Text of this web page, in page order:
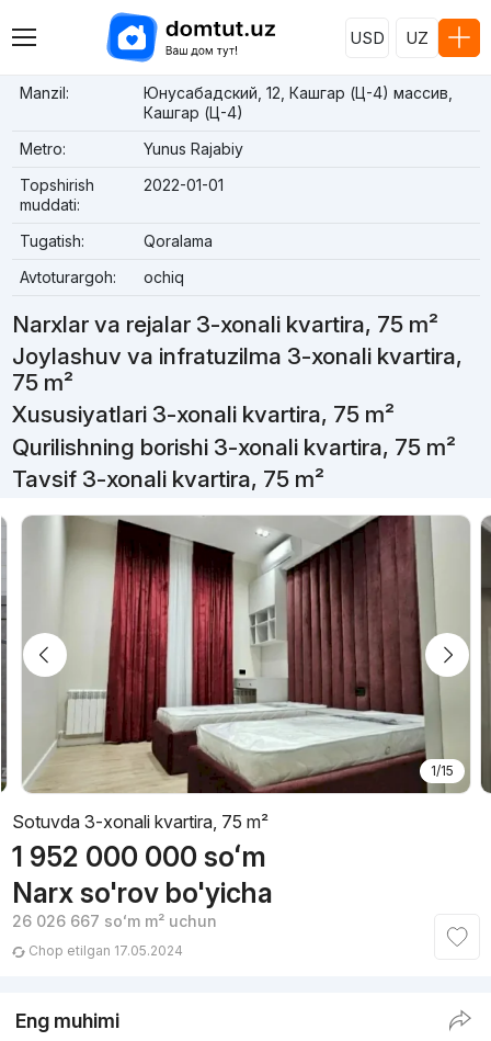
USD UZ
Manzil:
Юнусабадский, 12, Кашгар (Ц-4) массив,
Кашгар (Ц-4)
Metro:
Yunus Rajabiy
Topshirish
muddati:
2022-01-01
Tugatish:
Qoralama
Avtoturargoh:
ochiq
Narxlar va rejalar 3-xonali kvartira, 75 m²
Joylashuv va infratuzilma 3-xonali kvartira,
75 m²
Xususiyatlari 3-xonali kvartira, 75 m²
Qurilishning borishi 3-xonali kvartira, 75 m²
Tavsif 3-xonali kvartira, 75 m²
1/15
Sotuvda 3-xonali kvartira, 75 m²
1 952 000 000 soʻm
Narx so'rov bo'yicha
26 026 667 soʻmm² uchun
Chop etilgan 17.05.2024
Eng muhimi